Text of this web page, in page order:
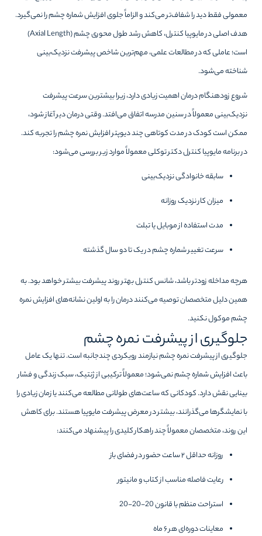
معمولی فقط دید را شفاف‌تر می‌کند و الزاماً جلوی افزایش شماره چشم را نمی‌گیرد.
هدف اصلی در مایوپیا کنترل، کاهش رشد طول محوری چشم (Axial Length)
است؛ عاملی که در مطالعات علمی، مهم‌ترین شاخص پیشرفت نزدیک‌بینی
شناخته می‌شود.
شروع زودهنگام درمان اهمیت زیادی دارد، زیرا بیشترین سرعت پیشرفت
نزدیک‌بینی معمولاً در سنین مدرسه اتفاق می‌افتد. وقتی درمان دیر آغاز شود،
ممکن است کودک در مدت کوتاهی چند دیوپتر افزایش نمره چشم را تجربه کند.
در برنامه مایوپیا کنترل دکتر توکلی معمولاً موارد زیر بررسی می‌شود:
سابقه خانوادگی نزدیک‌بینی
میزان کار نزدیک روزانه
مدت استفاده از موبایل یا تبلت
سرعت تغییر شماره چشم در یک تا دو سال گذشته
هرچه مداخله زودتر باشد، شانس کنترل بهتر روند پیشرفت بیشتر خواهد بود. به
همین دلیل متخصصان توصیه می‌کنند درمان را به اولین نشانه‌های افزایش نمره
چشم موکول نکنید.
جلوگیری از پیشرفت نمره چشم
جلوگیری از پیشرفت نمره چشم نیازمند رویکردی چندجانبه است. تنها یک عامل
باعث افزایش شماره چشم نمی‌شود؛ معمولاً ترکیبی از ژنتیک، سبک زندگی و فشار
بینایی نقش دارد. کودکانی که ساعت‌های طولانی مطالعه می‌کنند یا زمان زیادی را
با نمایشگرها می‌گذرانند، بیشتر در معرض پیشرفت مایوپیا هستند. برای کاهش
این روند، متخصصان معمولاً چند راهکار کلیدی را پیشنهاد می‌کنند:
روزانه حداقل ۲ ساعت حضور در فضای باز
رعایت فاصله مناسب از کتاب و مانیتور
استراحت منظم با قانون 20-20-20
معاینات دوره‌ای هر ۶ ماه